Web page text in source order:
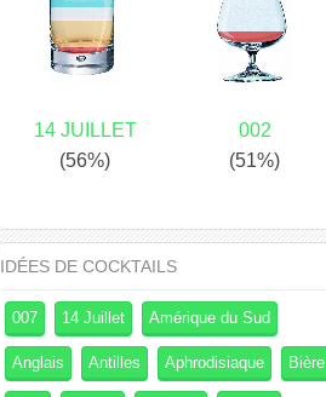
14 JUILLET
(56%)
002
(51%)
IDÉES DE COCKTAILS
007 14 Juillet Amérique du Sud
Anglais Antilles Aphrodisiaque Bière